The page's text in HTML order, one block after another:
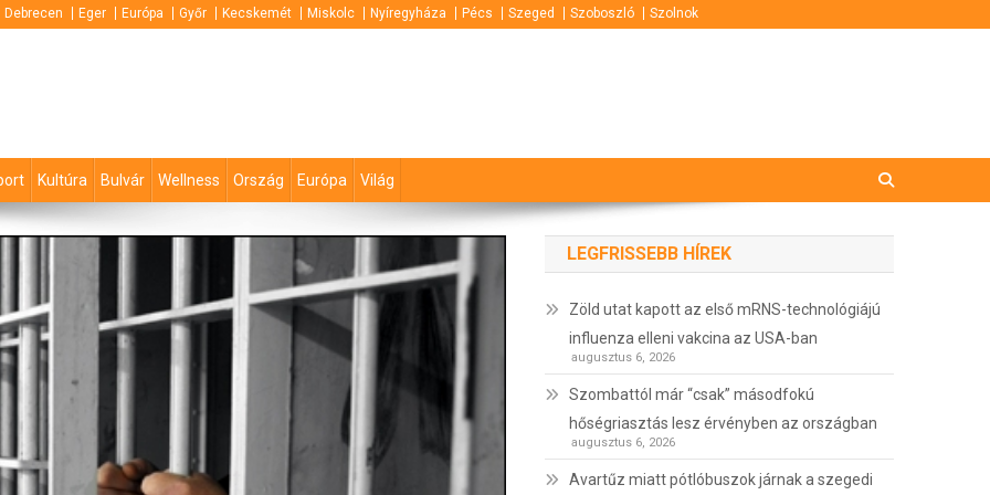
Debrecen Eger Európa Győr Kecskemét Miskolc Nyíregyháza Pécs Szeged Szoboszló Szolnok
Kultúra Bulvár Wellness Ország Európa Világ
LEGFRISSEBB HÍREK
Zöld utat kapott az első mRNS-technológiájú
influenza elleni vakcina az USA-ban
augusztus 6, 2026
Szombattól már “csak” másodfokú
hőségriasztás lesz érvényben az országban
augusztus 6, 2026
Avartűz miatt pótlóbuszok járnak a szegedi